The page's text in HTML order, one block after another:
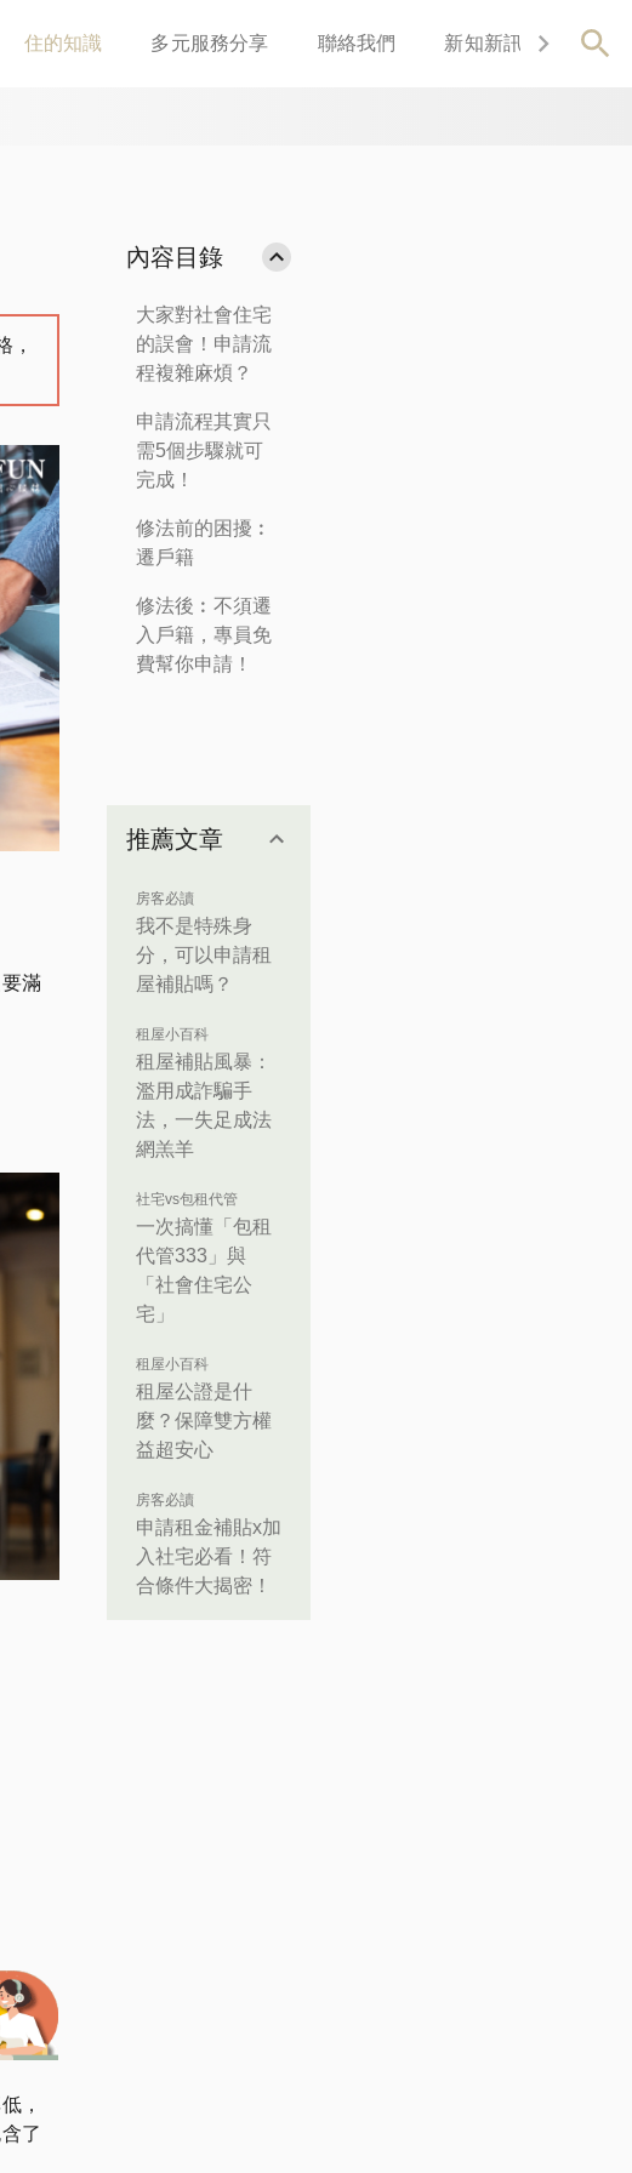
住的知識 多元服務分享 聯絡我們 新知新訊 關於
，
滿
，
了
內容目錄
大家對社會住宅
的誤會！申請流
程複雜麻煩？
申請流程其實只
需5個步驟就可
完成！
修法前的困擾︰
遷戶籍
修法後︰不須遷
入戶籍，專員免
費幫你申請！
推薦文章
房客必讀
我不是特殊身
分，可以申請租
屋補貼嗎？
租屋小百科
租屋補貼風暴：
濫用成詐騙手
法，一失足成法
網羔羊
社宅vs包租代管
一次搞懂「包租
代管333」與
「社會住宅公
宅」
租屋小百科
租屋公證是什
麼？保障雙方權
益超安心
房客必讀
申請租金補貼x加
入社宅必看！符
合條件大揭密！